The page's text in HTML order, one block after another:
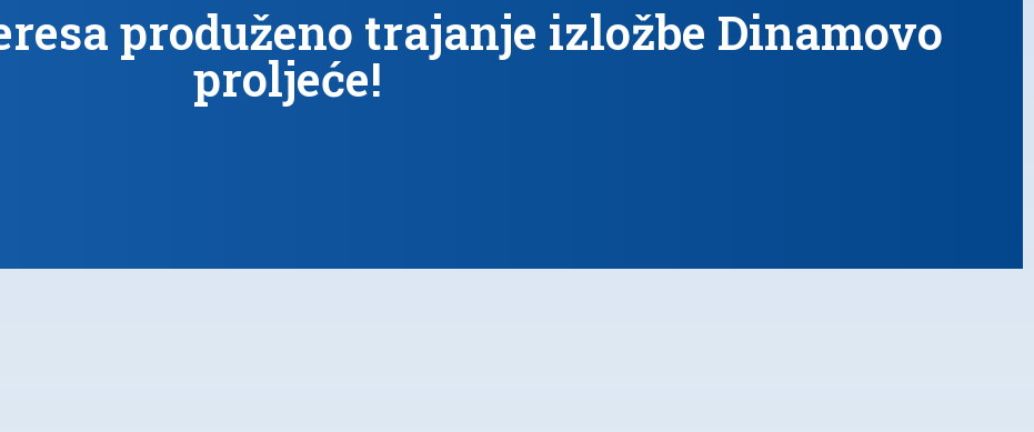
produženo trajanje izložbe Dinamovo
proljeće!